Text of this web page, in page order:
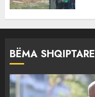
BËMA SHQIPTARE